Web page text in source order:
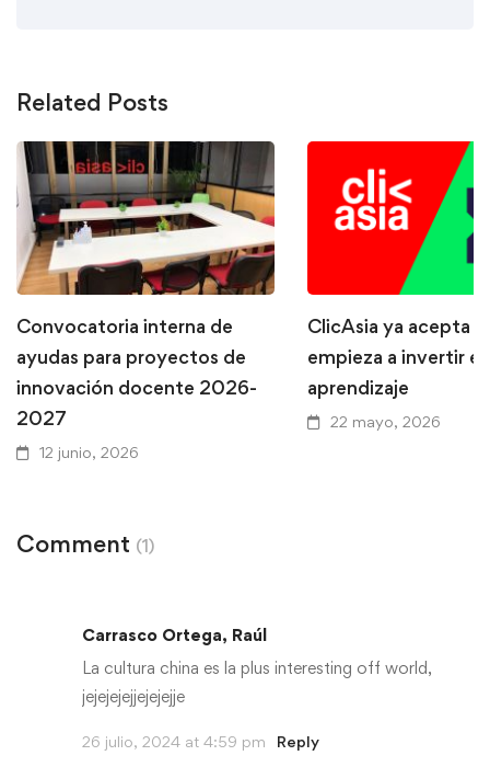
Related Posts
Convocatoria interna de
ayudas para proyectos de
innovación docente 2026-
2027
12 junio, 2026
ClicAsia ya acepta
empieza a invertir
aprendizaje
22 mayo, 2026
Comment (1)
Carrasco Ortega, Raúl
La cultura china es la plus interesting off world,
jejejejejjejejejje
26 julio, 2024 at 4:59 pm Reply